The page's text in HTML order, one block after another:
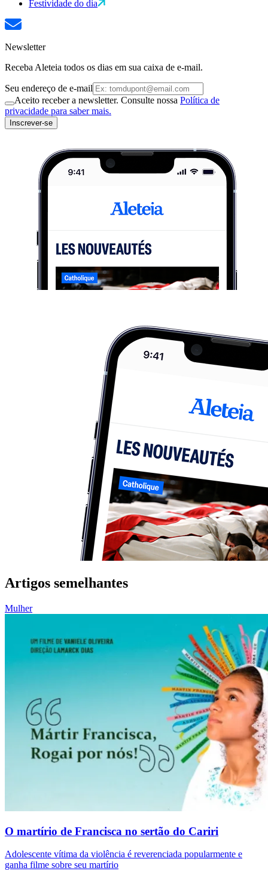
Festividade do dia
Newsletter
Receba Aleteia todos os dias em sua caixa de e-mail.
Seu endereço de e-mail
Aceito receber a newsletter. Consulte nossa Política de
privacidade para saber mais.
Inscrever-se
Artigos semelhantes
Mulher
O martírio de Francisca no sertão do Cariri
Adolescente vítima da violência é reverenciada popularmente e
ganha filme sobre seu martírio